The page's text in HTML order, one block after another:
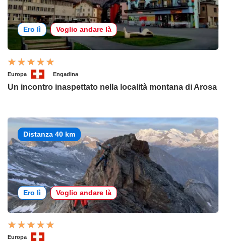
Ero lì Voglio andare là
Europa Engadina
Un incontro inaspettato nella località montana di Arosa
Distanza 40 km
Ero lì Voglio andare là
Europa